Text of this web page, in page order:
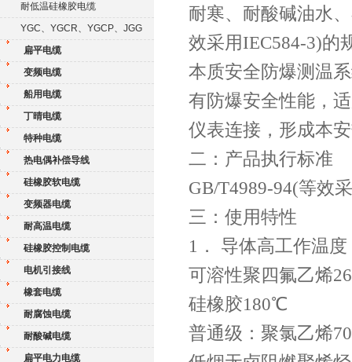
耐低温硅橡胶电缆
YGC、YGCR、YGCP、JGG
扁平电缆
变频电缆
船用电缆
丁晴电缆
特种电缆
热电偶补偿导线
硅橡胶软电缆
变频器电缆
耐高温电缆
硅橡胶控制电缆
电机引接线
橡套电缆
耐腐蚀电缆
耐酸碱电缆
扁平电力电缆
耐寒、耐酸碱油水
效采用IEC584-3)的
本质安全防爆测温
有防爆安全性能，
仪表连接，形成本
二：产品执行标准
GB/T4989-94(等效
三：使用特性
1． 导体高工作温
可溶性聚四氟乙烯
硅橡胶180℃
普通级：聚氯乙烯